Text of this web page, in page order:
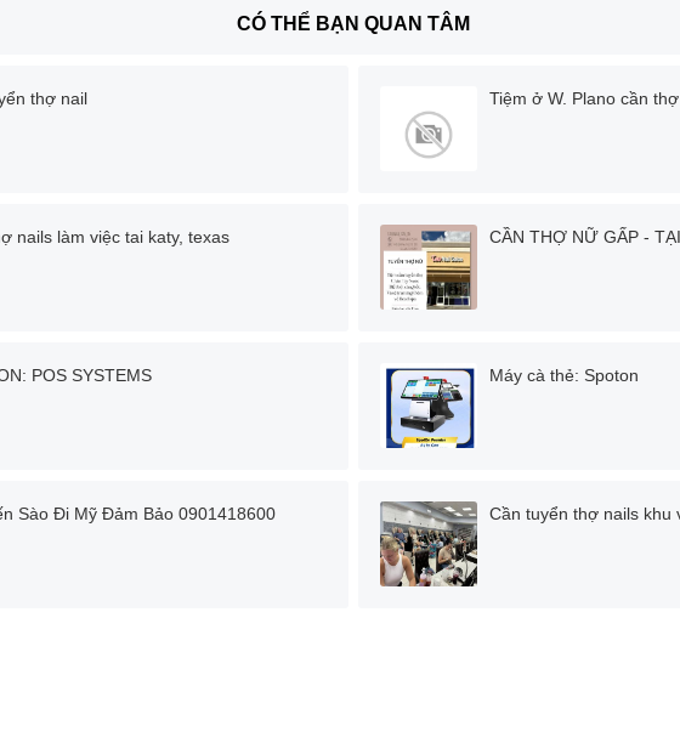
CÓ THỂ BẠN QUAN TÂM
thợ nail Tiệm ở W. Plano cần thợ
nails làm việc tai katy, texas CẦN THỢ NỮ GẤP -
POS SYSTEMS Máy cà thẻ: Spoton
Sào Đi Mỹ Đảm Bảo 0901418600 Cần tuyển thợ nails khu